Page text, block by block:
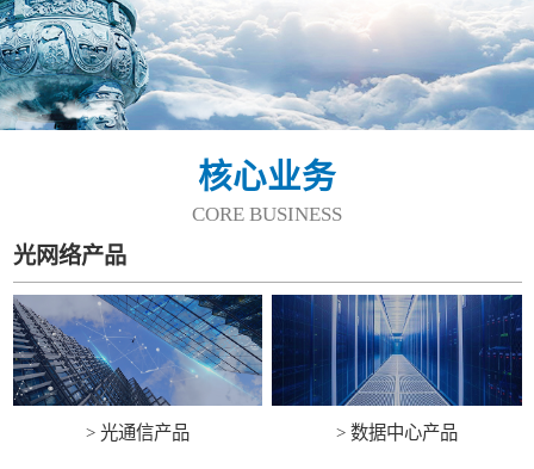
核心业务
CORE BUSINESS
光网络产品
> 光通信产品 > 数据中心产品